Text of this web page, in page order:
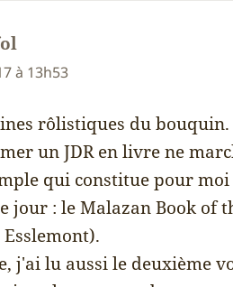
à 13h53
rôlistiques du bouquin.
un JDR en livre ne
qui constitue pour
jour : le Malazan Book of
j'ai lu aussi le deuxième